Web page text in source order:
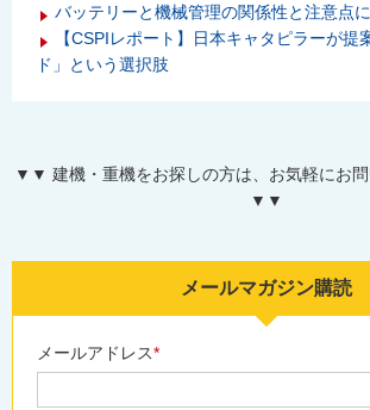
バッテリーと機械管理の関係性と注意点に
【CSPIレポート】日本キャタピラーが提
ド」という選択肢
▼▼ 建機・重機をお探しの方は、お気軽にお問
▼▼
メールマガジン購読
メールアドレス*